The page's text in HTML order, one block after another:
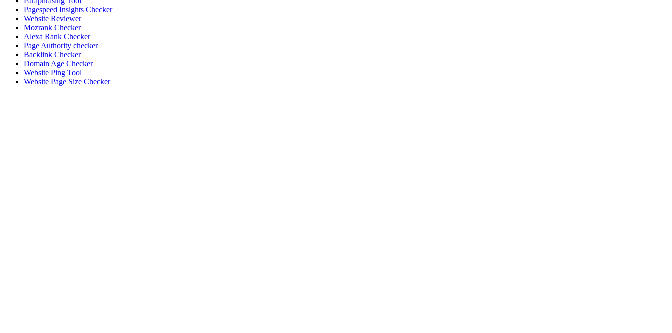
Pagespeed Insights Checker
Website Reviewer
Mozrank Checker
Alexa Rank Checker
Page Authority checker
Backlink Checker
Domain Age Checker
Website Ping Tool
Website Page Size Checker